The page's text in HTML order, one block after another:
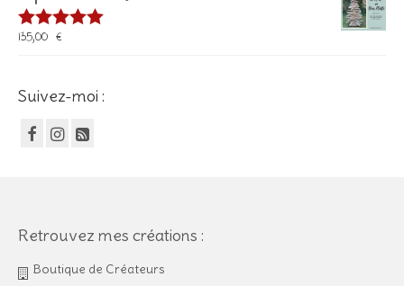
Note 5.00
135,00 €
Suivez-moi :
Retrouvez mes créations :
Boutique de Créateurs